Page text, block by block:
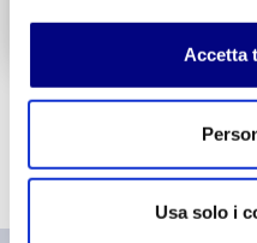
Accetta
Usa solo i